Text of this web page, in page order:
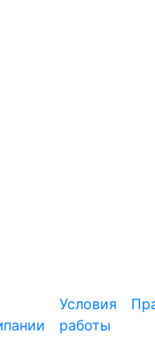
Условия
работы